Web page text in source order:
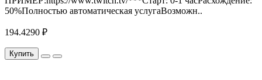
50%Полностью автоматическая услугаВозможн..
194.4290 ₽
Купить